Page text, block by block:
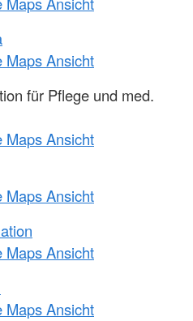
Maps Ansicht
für Pflege und med.
Maps Ansicht
Maps Ansicht
Maps Ansicht
Maps Ansicht